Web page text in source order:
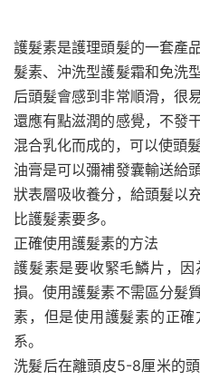
護髮素是護理頭髮的一套產
髮素、沖洗型護髮霜和免洗
后頭髮會感到非常順滑，很
還應有點滋潤的感覺，不發
混合乳化而成的，可以使頭髮
油膏是可以彌補發囊輸送給
狀表層吸收養分，給頭髮以
比護髮素要多。
正確使用護髮素的方法
護髮素是要收緊毛鱗片，
損。使用護髮素不需區分髮
素，但是使用護髮素的正
系。
洗髮后在離頭皮5-8厘米的